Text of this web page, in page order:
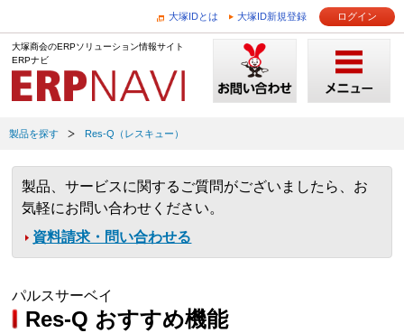
大塚IDとは 大塚ID新規登録 ログイン
大塚商会のERPソリューション情報サイト
ERPナビ
製品を探す Res-Q（レスキュー）
製品、サービスに関するご質問がございましたら、お
気軽にお問い合わせください。
資料請求・問い合わせる
パルスサーベイ
Res-Q おすすめ機能